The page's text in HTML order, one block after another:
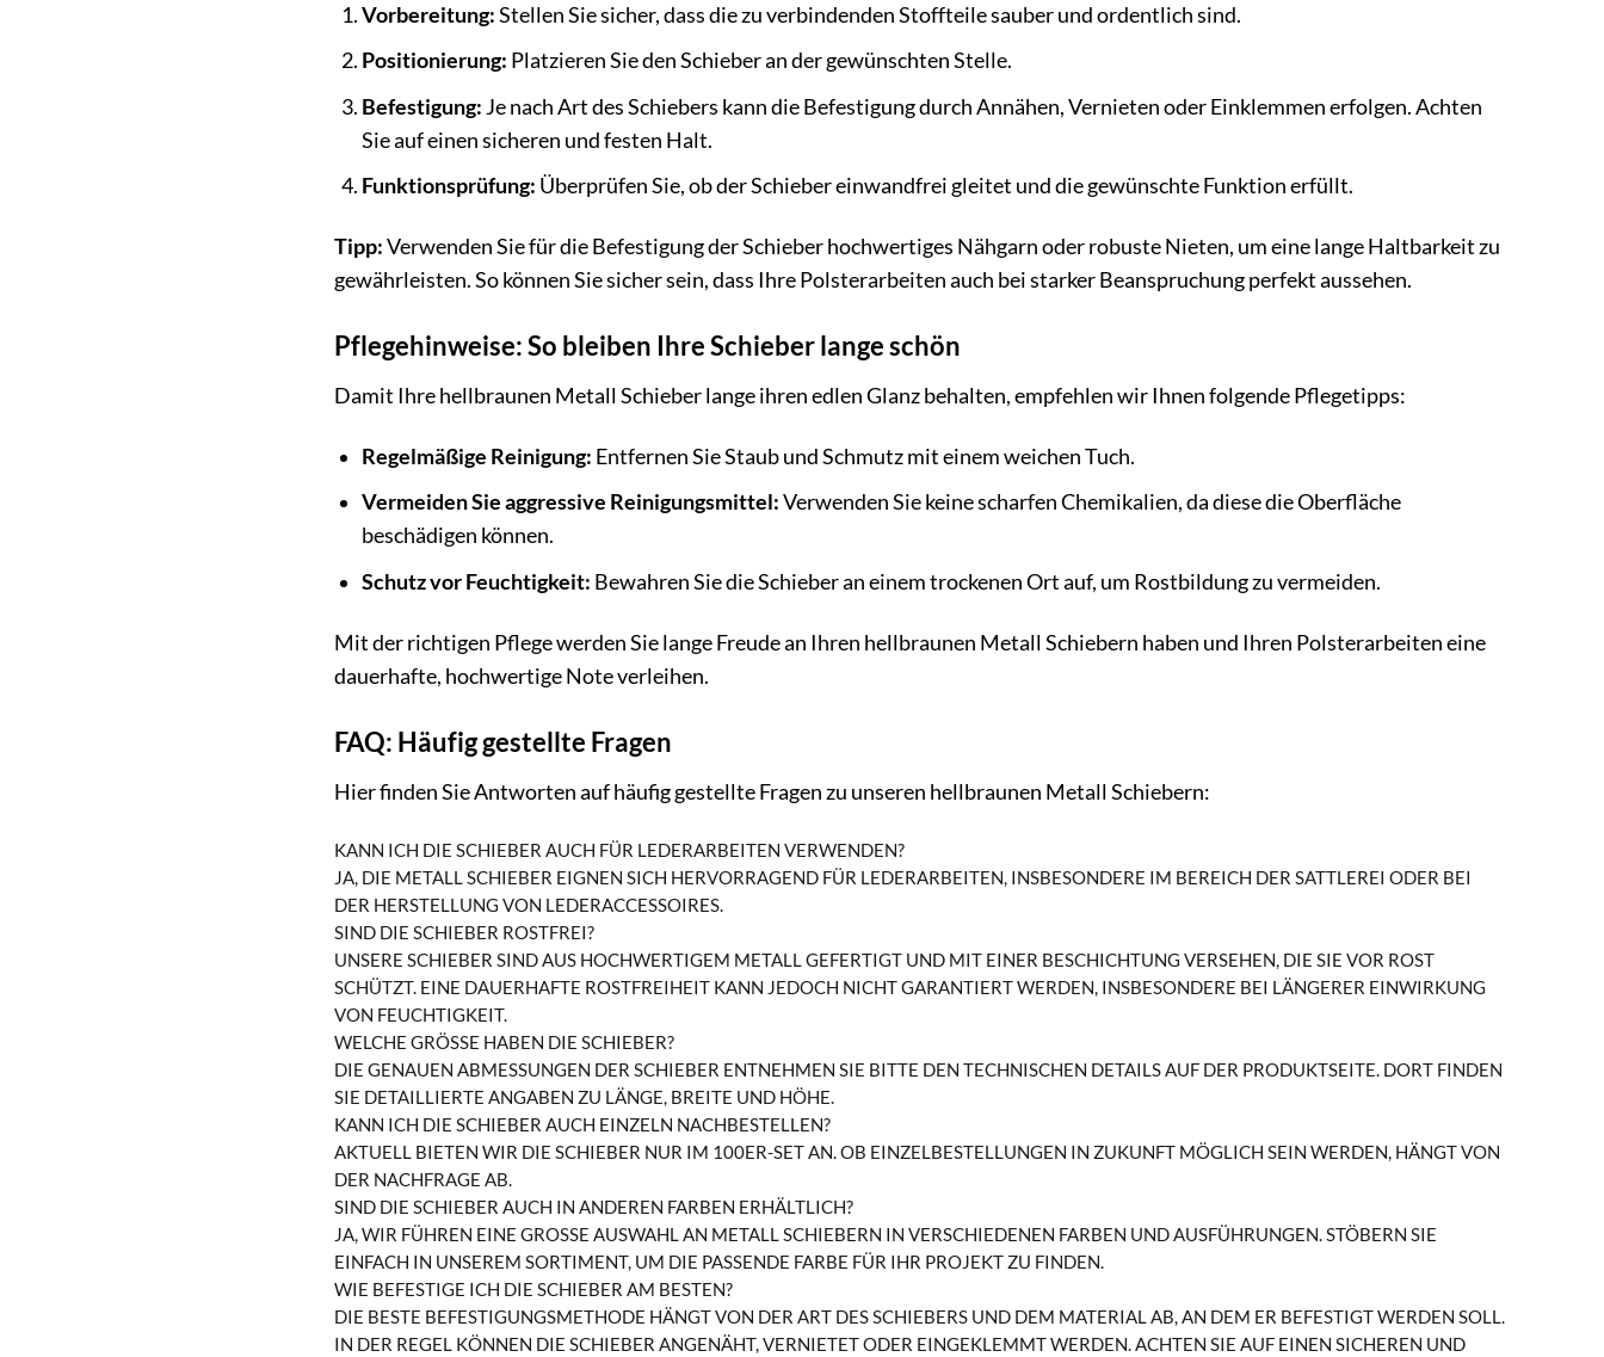
Vorbereitung:Stellen Sie sicher, dass die zu verbindenden Stoffteile sauber und ordentlich sind.
Positionierung: Platzieren Sie den Schieber an der gewünschten Stelle.
Befestigung: Je nach Art des Schiebers kann die Befestigung durch Annähen, Vernieten oder Einklemmen erfolgen. Achten
Sie auf einen sicheren und festen Halt.
Funktionsprüfung: Überprüfen Sie, ob der Schieber einwandfrei gleitet und die gewünschte Funktion erfüllt.
Tipp:Verwenden Sie für die Befestigung der Schieber hochwertiges Nähgarn oder robuste Nieten, um eine lange Haltbarkeit zu
gewährleisten. So können Sie sicher sein, dass Ihre Polsterarbeiten auch bei starker Beanspruchung perfekt aussehen.
Pflegehinweise: So bleiben Ihre Schieber lange schön
Damit Ihre hellbraunen Metall Schieber lange ihren edlen Glanz behalten, empfehlen wir Ihnen folgende Pflegetipps:
Regelmäßige Reinigung: Entfernen Sie Staub und Schmutz mit einem weichen Tuch.
Vermeiden Sie aggressive Reinigungsmittel:Verwenden Sie keine scharfen Chemikalien, da diese die Oberfläche
beschädigen können.
Schutz vor Feuchtigkeit: Bewahren Sie die Schieber an einem trockenen Ort auf, um Rostbildung zu vermeiden.
Mit der richtigen Pflege werden Sie lange Freude an Ihren hellbraunen Metall Schiebern haben und Ihren Polsterarbeiten eine
dauerhafte, hochwertige Note verleihen.
FAQ: Häufig gestellte Fragen
Hier finden Sie Antworten auf häufig gestellte Fragen zu unseren hellbraunen Metall Schiebern:
KANN ICH DIE SCHIEBER AUCH FÜR LEDERARBEITEN VERWENDEN?
JA, DIE METALL SCHIEBER EIGNEN SICH HERVORRAGEND FÜR LEDERARBEITEN, INSBESONDERE IM BEREICH DER SATTLEREI ODER BEI
DER HERSTELLUNG VON LEDERACCESSOIRES.
SIND DIE SCHIEBER ROSTFREI?
UNSERE SCHIEBER SIND AUS HOCHWERTIGEM METALL GEFERTIGT UND MIT EINER BESCHICHTUNG VERSEHEN, DIE SIE VOR ROST
SCHÜTZT. EINE DAUERHAFTE ROSTFREIHEIT KANN JEDOCH NICHT GARANTIERT WERDEN, INSBESONDERE BEI LÄNGERER EINWIRKUNG
VON FEUCHTIGKEIT.
WELCHE GRÖSSE HABEN DIE SCHIEBER?
DIE GENAUEN ABMESSUNGEN DER SCHIEBER ENTNEHMEN SIE BITTE DEN TECHNISCHEN DETAILS AUF DER PRODUKTSEITE. DORT FINDEN
SIE DETAILLIERTE ANGABEN ZU LÄNGE, BREITE UND HÖHE.
KANN ICH DIE SCHIEBER AUCH EINZELN NACHBESTELLEN?
AKTUELL BIETEN WIR DIE SCHIEBER NUR IM 100ER-SET AN. OB EINZELBESTELLUNGEN IN ZUKUNFT MÖGLICH SEIN WERDEN, HÄNGT VON
DER NACHFRAGE AB.
SIND DIE SCHIEBER AUCH IN ANDEREN FARBEN ERHÄLTLICH?
JA, WIR FÜHREN EINE GROSSE AUSWAHL AN METALL SCHIEBERN IN VERSCHIEDENEN FARBEN UND AUSFÜHRUNGEN. STÖBERN SIE E
INFACH IN UNSEREM SORTIMENT, UM DIE PASSENDE FARBE FÜR IHR PROJEKT ZU FINDEN.
WIE BEFESTIGE ICH DIE SCHIEBER AM BESTEN?
DIE BESTE BEFESTIGUNGSMETHODE HÄNGT VON DER ART DES SCHIEBERS UND DEM MATERIAL AB, AN DEM ER BEFESTIGT WERDEN SOLL.
IN DER REGEL KÖNNEN DIE SCHIEBER ANGENÄHT, VERNIETET ODER EINGEKLEMMT WERDEN. ACHTEN SIE AUF EINEN SICHEREN UND